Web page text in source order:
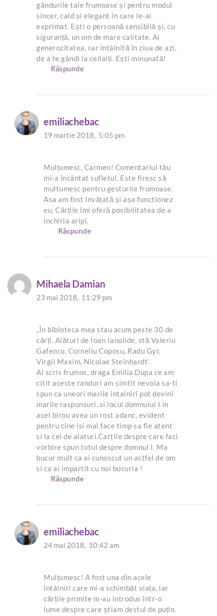
gândurile tale frumoase și pentru modul
sincer, cald și elegant în care le-ai
exprimat. Ești o persoană sensibilă și, cu
siguranță, un om de mare calitate. Ai
generozitatea, rar intâlnită în ziua de azi,
de a te gândi la ceilalți. Ești minunată!
Răspunde
emiliachebac
19 martie 2018, 5:05 pm
Mulțumesc, Carmen! Comentariul tău
mi-a încântat sufletul. Este firesc să
multumesc pentru gesturile frumoase.
Asa am fost învățată și așa functionez
eu. Cărțile îmi oferă posibilitatea de a
inchiria aripi.
Răspunde
Mihaela Damian
23 mai 2018, 11:29 pm
„În bibloteca mea stau acum peste 30 de
cărți. Alături de Ioan Ianolide, stă Valeriu
Gafencu, Corneliu Coposu, Radu Gyr,
Virgil Maxim, Nicolae Steinhardt’.
Ai scris frumos, draga Emilia.Dupa ce am
citit aceste randuri am simtit nevoia sa-ti
spun ca uneori marile intalniri pot devini
marile raspunsuri..si locul domnului I in
acel birou avea un rost adanc, evident
pentru cine isi mai face timp sa fie atent
si la cel de alaturi.Cartile despre care faci
vorbire spun totul despre domnul I. Ma
bucur mult ca ai cunoscut un astfel de om
si ca ai impartit cu noi bucuria !
Răspunde
emiliachebac
24 mai 2018, 10:42 am
Mulțumesc! A fost una din acele
întâlniri care mi-a schimbăt viața, iar
cărțile primite m-au introdus într-o
lume despre care știam destul de puțin.